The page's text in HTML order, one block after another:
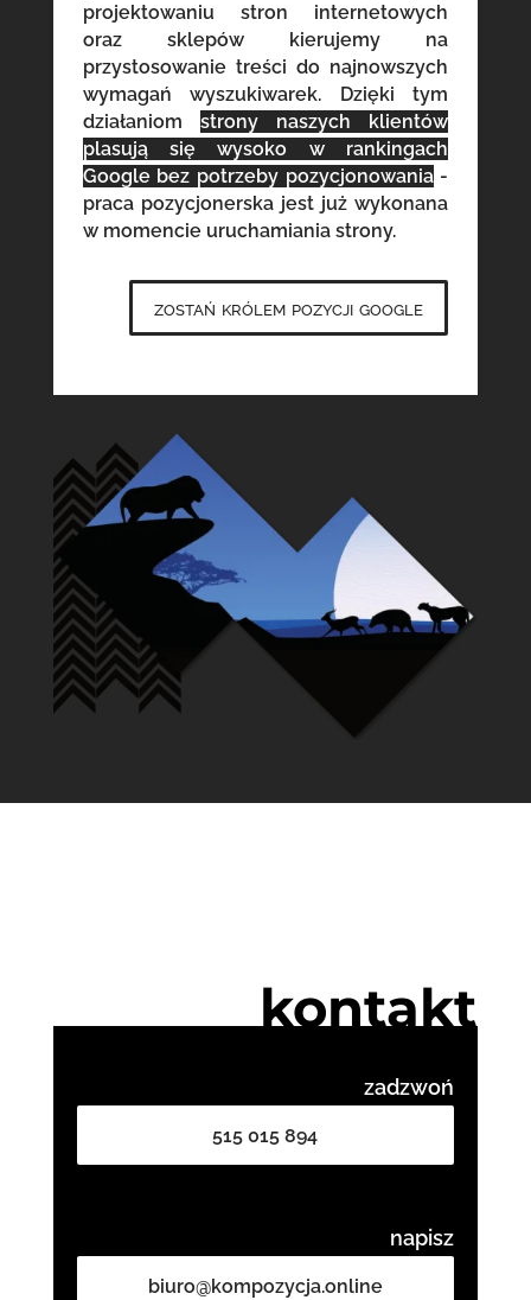
projektowaniu stron internetowych
oraz sklepów kierujemy na
przystosowanie treści do najnowszych
wymagań wyszukiwarek. Dzięki tym
działaniom strony naszych klientów
plasują się wysoko w rankingach
Google bez potrzeby pozycjonowania-
praca pozycjonerska jest już wykonana
w momencie uruchamiania strony.
zostań królem pozycji google
kontakt
zadzwoń
515 015 894
napisz
biuro@kompozycja.online